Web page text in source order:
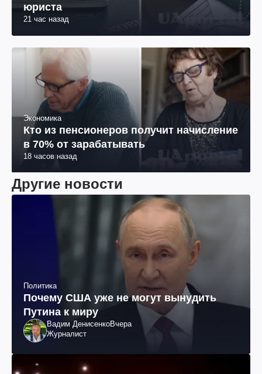
юриста
21 час назад
Экономика
Кто из пенсионеров получит начисление
в 70% от зарабатывать
18 часов назад
Другие новости
Политика
Почему США уже не могут вынудить
Путина к миру
Вадим ДенисенкоВчера
Журналист